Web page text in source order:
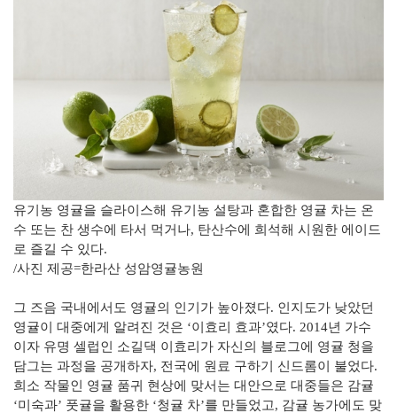
유기농 영귤을 슬라이스해 유기농 설탕과 혼합한 영귤 차는 온
수 또는 찬 생수에 타서 먹거나, 탄산수에 희석해 시원한 에이드
로 즐길 수 있다.
/사진 제공=한라산 성암영귤농원
그 즈음 국내에서도 영귤의 인기가 높아졌다. 인지도가 낮았던
영귤이 대중에게 알려진 것은 ‘이효리 효과’였다. 2014년 가수
이자 유명 셀럽인 소길댁 이효리가 자신의 블로그에 영귤 청을
담그는 과정을 공개하자, 전국에 원료 구하기 신드롬이 불었다.
희소 작물인 영귤 품귀 현상에 맞서는 대안으로 대중들은 감귤
‘미숙과’ 풋귤을 활용한 ‘청귤 차’를 만들었고, 감귤 농가에도 맞